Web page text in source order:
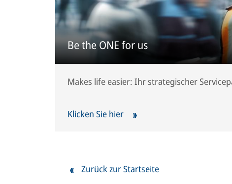
Be the ONE for us
Makes life easier: Ihr strategischer
Klicken Sie hier
Zurück zur Startseite